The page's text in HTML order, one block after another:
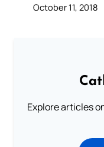
October 11, 2018
Explore articles